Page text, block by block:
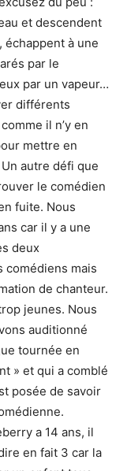
et descendent
échappent à une
par le
par un vapeur…
différents
il n’y en
mettre en
autre défi que
le comédien
fuite. Nous
car il y a une
deux
comédiens mais
de chanteur.
jeunes. Nous
auditionné
tournée en
» et qui a comblé
posée de savoir
a 14 ans, il
en fait 3 car la